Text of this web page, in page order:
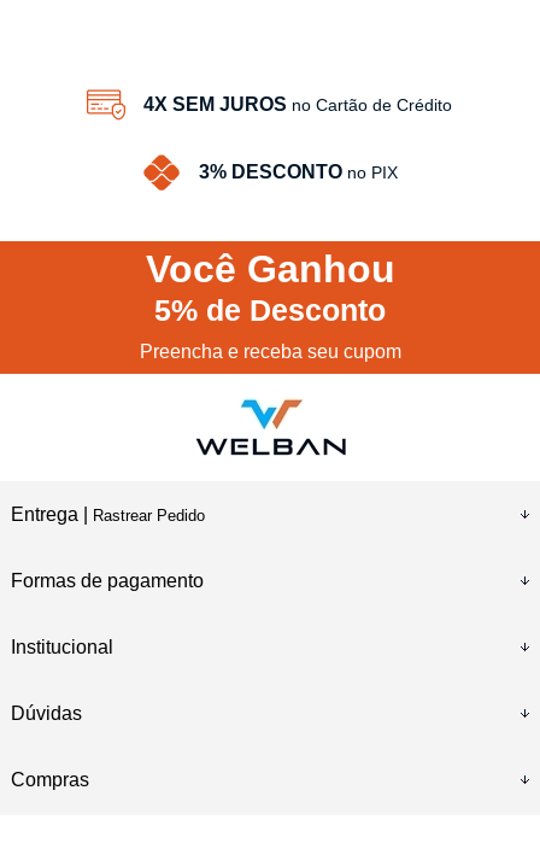
4X SEM JUROS no Cartão de Crédito
3% DESCONTO no PIX
Você Ganhou
5% de Desconto
Preencha e receba seu cupom
Entrega | Rastrear Pedido
Formas de pagamento
Institucional
Dúvidas
Compras